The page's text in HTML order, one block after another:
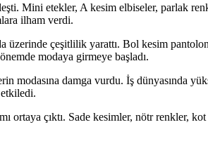
Mini etekler, A kesim elbiseler, parlak
ilham verdi.
çeşitlilik yarattı. Bol kesim
modaya girmeye başladı.
modasına damga vurdu. İş dünyasında
ortaya çıktı. Sade kesimler, nötr renkler,